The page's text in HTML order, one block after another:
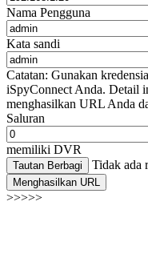
Nama Pengguna
Kata sandi
Catatan: Gunakan
iSpyConnect Anda. Detail
menghasilkan URL Anda
Saluran
memiliki DVR
Tautan Berbagi Tidak ada
Menghasilkan URL
>>>>>